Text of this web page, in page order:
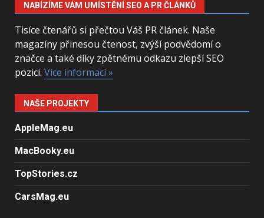
NABÍZÍME VÁM UMÍSTĚNÍ SEO A PR ČLÁNKŮ
Tisíce čtenářů si přečtou Váš PR článek. Naše
magazíny přinesou čtenost, zvýší podvědomí o
značce a také díky zpětnému odkazu zlepší SEO
pozici. Více informací »
NAŠE PROJEKTY
AppleMag.eu
MacBooky.eu
TopStories.cz
CarsMag.eu